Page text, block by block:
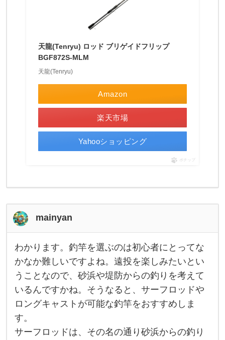
天龍(Tenryu) ロッド ブリゲイドフリップ
BGF872S-MLM
天龍(Tenryu)
Amazon
楽天市場
Yahooショッピング
ポチップ
mainyan
わ
か
り
ま
。
釣
竿
を
選
ぶ
わかります。釣竿を選ぶのは初心者にとってな
かなか難しいですよね。遠投を楽しみたいとい
うことなので、砂浜や堤防からの釣りを考えて
いるんですかね。そうなると、サーフロッドや
ロングキャストが可能な釣竿をおすすめしま
す。
サーフロッドは、その名の通り砂浜からの釣り